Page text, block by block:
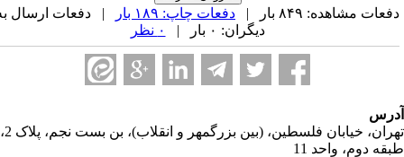
مشاهده: ۸۴۹ بار | دفعات چاپ: ۱۸۹ بار
| دفعات ارسال به
دیگران: ۰ بار |
تهران، خیابان فلسطین، (بین بزرگمهر و انقلاب)، بن بست نجم، پلاک 2،
دوم، واحد 11